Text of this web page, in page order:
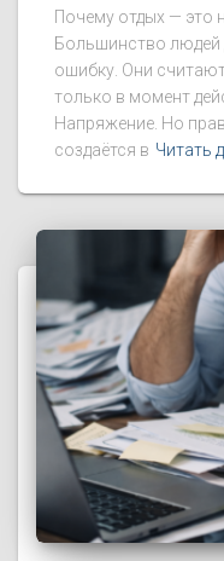
Почему отдых — это
Большинство людей
ошибку. Они
только в момент
Напряжение. Но
создаётся в Читать